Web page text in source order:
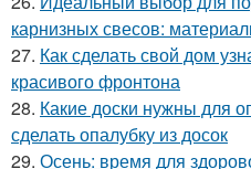
карнизных свесов:
27. Как сделать свой дом
красивого фронтона
28. Какие доски нужны для
сделать опалубку из досок
29. Осень: время для